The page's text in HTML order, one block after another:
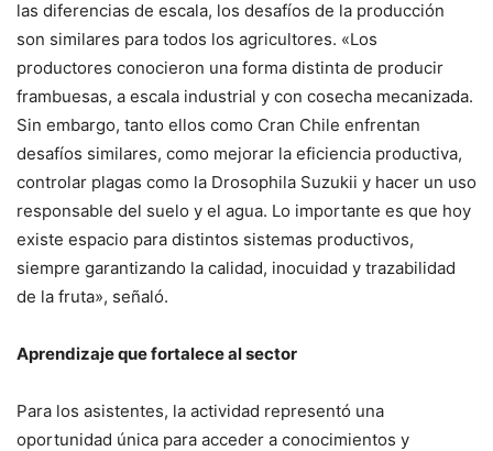
las diferencias de escala, los desafíos de la producción
son similares para todos los agricultores. «Los
productores conocieron una forma distinta de producir
frambuesas, a escala industrial y con cosecha mecanizada.
Sin embargo, tanto ellos como Cran Chile enfrentan
desafíos similares, como mejorar la eficiencia productiva,
controlar plagas como la Drosophila Suzukii y hacer un uso
responsable del suelo y el agua. Lo importante es que hoy
existe espacio para distintos sistemas productivos,
siempre garantizando la calidad, inocuidad y trazabilidad
de la fruta», señaló.
Aprendizaje que fortalece al sector
Para los asistentes, la actividad representó una
oportunidad única para acceder a conocimientos y